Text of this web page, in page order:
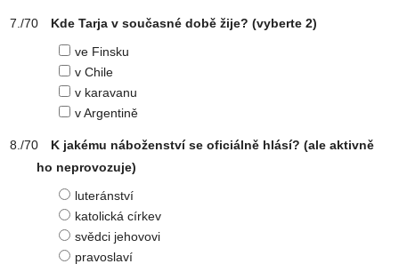
Kde Tarja v současné době žije? (vyberte 2)
ve Finsku
v Chile
v karavanu
v Argentině
K jakému náboženství se oficiálně hlásí? (ale aktivně
ho neprovozuje)
luteránství
katolická církev
svědci jehovovi
pravoslaví